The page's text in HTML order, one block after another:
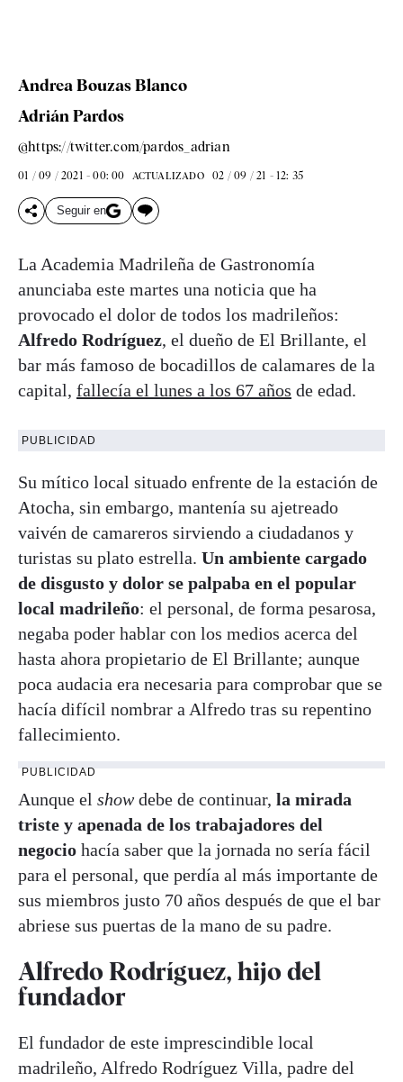
Andrea Bouzas Blanco
Adrián Pardos
@https://twitter.com/pardos_adrian
01 / 09 / 2021 - 00: 00 ACTUALIZADO 02 / 09 / 21 - 12: 35
Seguir en
La Academia Madrileña de Gastronomía
anunciaba este martes una noticia que ha
provocado el dolor de todos los madrileños:
Alfredo Rodríguez, el dueño de El Brillante, el
bar más famoso de bocadillos de calamares de la
capital, fallecía el lunes a los 67 años de edad.
PUBLICIDAD
Su mítico local situado enfrente de la estación de
Atocha, sin embargo, mantenía su ajetreado
vaivén de camareros sirviendo a ciudadanos y
turistas su plato estrella. Un ambiente cargado
de disgusto y dolor se palpaba en el popular
local madrileño: el personal, de forma pesarosa,
negaba poder hablar con los medios acerca del
hasta ahora propietario de El Brillante; aunque
poca audacia era necesaria para comprobar que se
hacía difícil nombrar a Alfredo tras su repentino
fallecimiento.
PUBLICIDAD
Aunque el show debe de continuar, la mirada
triste y apenada de los trabajadores del
negocio hacía saber que la jornada no sería fácil
para el personal, que perdía al más importante de
sus miembros justo 70 años después de que el bar
abriese sus puertas de la mano de su padre.
Alfredo Rodríguez, hijo del
fundador
El fundador de este imprescindible local
madrileño, Alfredo Rodríguez Villa, padre del